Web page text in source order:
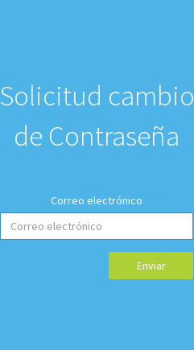
Solicitud cambio
de Contraseña
Correo electrónico
Enviar